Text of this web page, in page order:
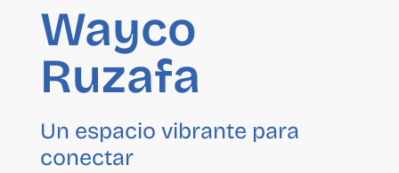
Wayco
Ruzafa
Un espacio vibrante para
conectar